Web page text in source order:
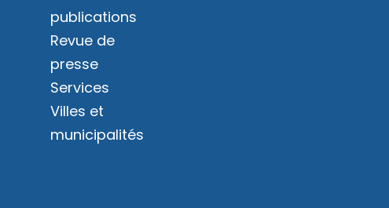
publications
Revue de
presse
Services
Villes et
municipalités